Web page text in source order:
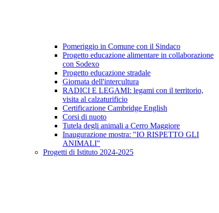
Pomeriggio in Comune con il Sindaco
Progetto educazione alimentare in collaborazione
con Sodexo
Progetto educazione stradale
Giornata dell'intercultura
RADICI E LEGAMI: legami con il territorio,
visita al calzaturificio
Certificazione Cambridge English
Corsi di nuoto
Tutela degli animali a Cerro Maggiore
Inaugurazione mostra: "IO RISPETTO GLI
ANIMALI"
Progetti di Istituto 2024-2025